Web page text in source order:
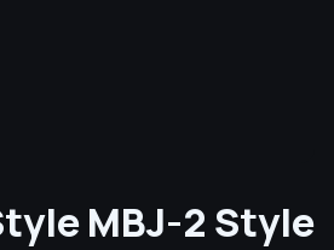
MBJ-2 Style